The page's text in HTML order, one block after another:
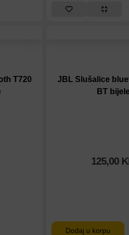
T720
JBL Slušalice
BT
125,00
Dodaj u korpu